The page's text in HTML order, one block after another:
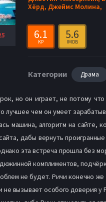
Хёрд, Джеймс Молина,
6.1
KP
5.6
IMDB
Категории Драма
но он играет, не потому
лучшее чем он умеет
машина, алгоритм на сайте,
дабы вернуть
эта встреча прошла без
дюжинной комплиментов,
не будет. Ричи конечно
вызывает особого доверия